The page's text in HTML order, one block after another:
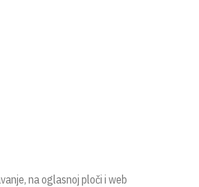
na oglasnoj ploči i web